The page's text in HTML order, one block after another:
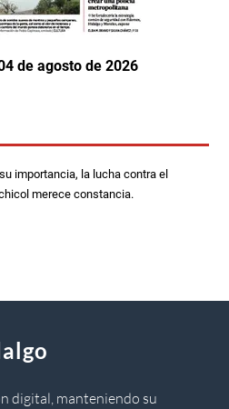
de agosto de 2026
importancia, la lucha contra el
merece constancia.
digital, manteniendo su